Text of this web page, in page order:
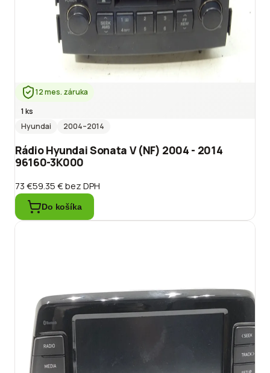
12 mes. záruka
1 ks
Hyundai
2004–2014
Rádio Hyundai Sonata V (NF) 2004 - 2014
96160-3K000
73 €59.35 €bez DPH
Do košíka